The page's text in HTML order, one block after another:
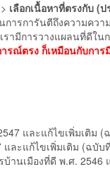
เลือกเนื้อหาที่ตรงกับ (
ารการันตีถึงความคว
ามีการวางแผลนที่ดีใน
รณ์ตรง ก็เหมือนกับกา
และแก้ไขเพิ่มเติม (
ละแก้ไขเพิ่มเติม (ฉบับ
นเมืองที่ดี พ.ศ. 2546